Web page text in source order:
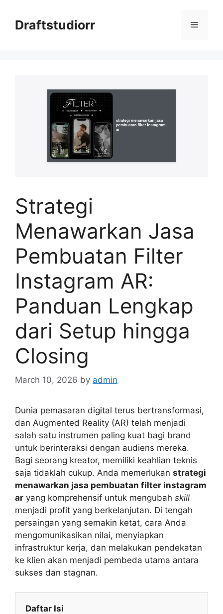
contentDraftstudiorr Menu
Strategi
Menawarkan Jasa
Pembuatan Filter
Instagram AR:
Panduan Lengkap
dari Setup hingga
Closing
March 10, 2026 by admin
Dunia pemasaran digital terus bertransformasi,
dan Augmented Reality (AR) telah menjadi
salah satu instrumen paling kuat bagi brand
untuk berinteraksi dengan audiens mereka.
Bagi seorang kreator, memiliki keahlian teknis
saja tidaklah cukup. Anda memerlukan strategi
menawarkan jasa pembuatan filter instagram
ar yang komprehensif untuk mengubah skill
menjadi profit yang berkelanjutan. Di tengah
persaingan yang semakin ketat, cara Anda
mengomunikasikan nilai, menyiapkan
infrastruktur kerja, dan melakukan pendekatan
ke klien akan menjadi pembeda utama antara
sukses dan stagnan.
Daftar Isi